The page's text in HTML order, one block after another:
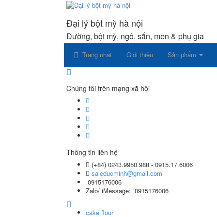
Đại lý bột mỳ hà nội
Đường, bột mỳ, ngô, sắn, men & phụ gia
Trang nhất Giới thiệu Sản phẩm
Chúng tôi trên mạng xã hội
Thông tin liên hệ
(+84) 0243.9950.988 - 0915.17.6006
saleducminh@gmail.com
0915176006
Zalo/ iMessage: 0915176006
cake flour